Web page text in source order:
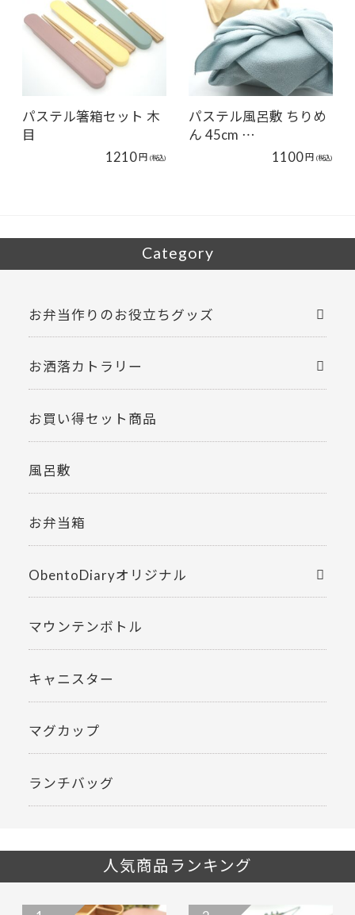
パステル箸箱セット 木
目
1210円 (税込)
パステル風呂敷 ちりめ
ん 45cm …
1100円 (税込)
Category
お弁当作りのお役立ちグッズ
お洒落カトラリー
お買い得セット商品
風呂敷
お弁当箱
ObentoDiaryオリジナル
マウンテンボトル
キャニスター
マグカップ
ランチバッグ
人気商品ランキング